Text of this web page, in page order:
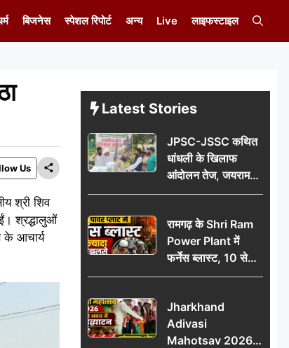
बिजनेस स्पेशल रिपोर्ट अन्य Live लाइफस्टाइल
Us
श्री शिव
श्रद्धालुओं
के आचार्य
Latest Stories
JPSC-JSSC कथित
धांधली के खिलाफ
आंदोलन तेज, जयराम
महतो का एक दिवसीय
रामगढ़ के Shri Ram
Power Plant में
फर्नेस ब्लास्ट, 10 से
ज्यादा मजदूर झुलसे; दो
Jharkhand
Adivasi
Mahotsav 2026